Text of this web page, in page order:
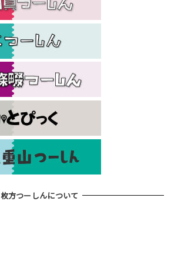
枚方つーしんについて